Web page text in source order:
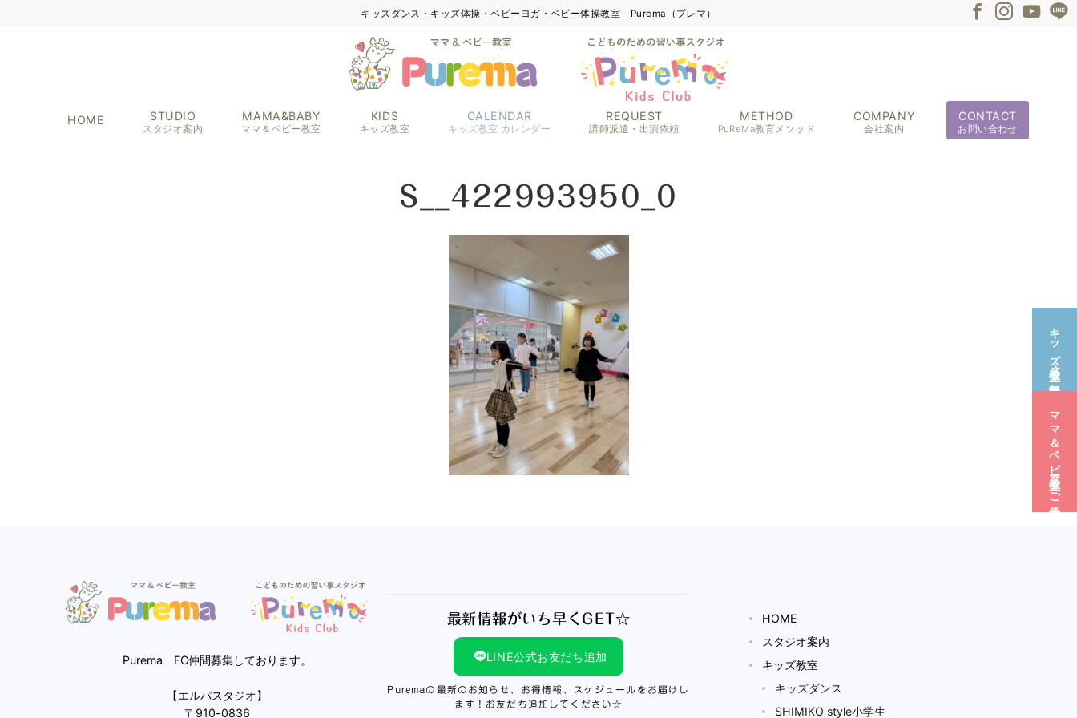
キッズダンス・キッズ体操・ベビーヨガ・ベビー体操教室 Purema（プレマ）
HOME STUDIO
スタジオ案内
MAMA&BABY
ママ＆ベビー教室
KIDS
キッズ教室
CALENDAR
キッズ教室 カレンダー
REQUEST
講師派遣・出演依頼
METHOD
PuReMa教育メソッド
COMPANY
会社案内
CONTACT
お問い合わせ
S__422993950_0
Purema FC仲間募集しております。
【エルパスタジオ】
〒910-0836
最新情報がいち早くGET☆
LINE公式お友だち追加
Puremaの最新のお知らせ、お得情報、スケジュールをお届けし
ます！お友だち追加してください☆
HOME
スタジオ案内
キッズ教室
キッズダンス
SHIMIKO style小学生
キッズ教室☆無料体験
ママ＆ベビー教室☆ご予約